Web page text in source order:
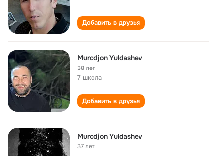
Добавить в друзья
Murodjon Yuldashev
38 лет
7 школа
Добавить в друзья
Murodjon Yuldashev
37 лет